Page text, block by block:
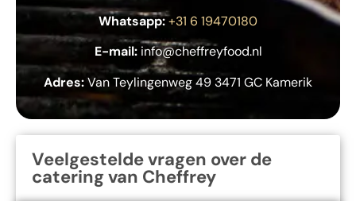
Whatsapp:+31 6 19470180
E-mail: info@cheffreyfood.nl
Adres:Van Teylingenweg 49 3471 GC Kamerik
Veelgestelde vragen over de
catering van Cheffrey